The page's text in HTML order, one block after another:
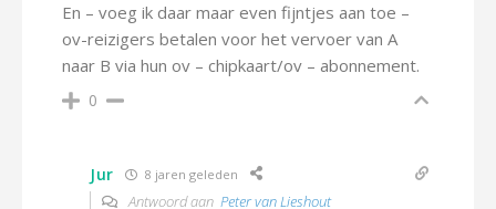
En – voeg ik daar maar even fijntjes aan toe –
ov-reizigers betalen voor het vervoer van A
naar B via hun ov – chipkaart/ov – abonnement.
0
Jur 8 jaren geleden
Antwoord aan Peter van Lieshout